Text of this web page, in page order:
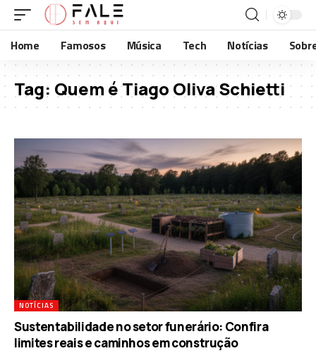
Home Famosos Música Tech Notícias
Tag: Quem é Tiago Oliva Schietti
NOTÍCIAS
Sustentabilidade no setor funerário: Confira
limites reais e caminhos em construção